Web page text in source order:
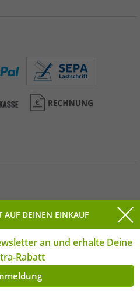
MwSt. * Unverbindliche
| © Copyright 2026
vorbehalten. | **Montag-
| *(DE)
AUF DEINEN EINKAUF
an und erhalte Deine
Rabatt